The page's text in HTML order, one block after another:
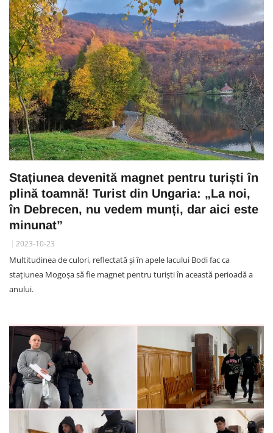
Stațiunea devenită magnet pentru turiști în
plină toamnă! Turist din Ungaria: „La noi,
în Debrecen, nu vedem munți, dar aici este
minunat”
2023-10-23
Multitudinea de culori, reflectată și în apele lacului Bodi fac ca
stațiunea Mogoșa să fie magnet pentru turiști în această perioadă a
anului.